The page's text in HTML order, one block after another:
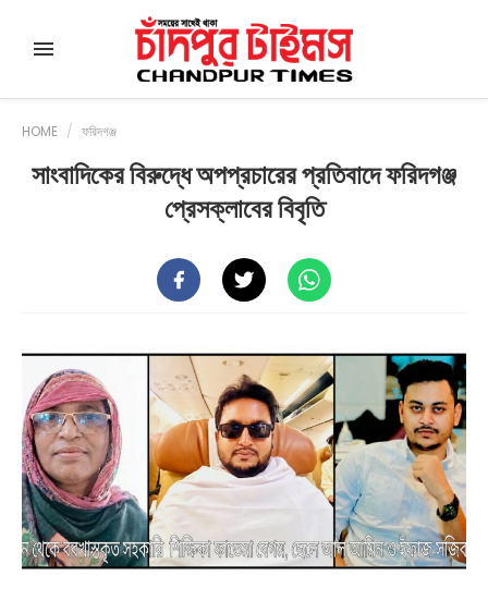
HOME / ফরিদগঞ্জ
সাংবাদিকের বিরুদ্ধে অপপ্রচারের প্রতিবাদে ফরিদগঞ্জ
প্রেসক্লাবের বিবৃতি